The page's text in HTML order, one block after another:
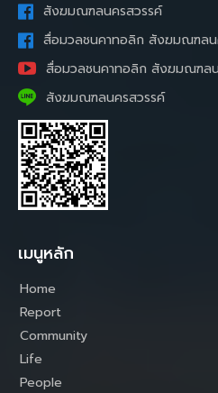
สังฆมณฑลนครสวรรค์
สื่อมวลชนคาทอลิก สังฆมณฑลน
สื่อมวลชนคาทอลิก สังฆมณฑล
สังฆมณฑลนครสวรรค์
เมนูหลัก
Home
Report
Community
Life
People